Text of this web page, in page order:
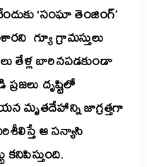
‘సంఘా తెంజింగ్’
గ్యూ గ్రామస్తులు
తేళ్ల బారినపడకుండా
దృష్టిలో
మృతదేహాన్ని జాగ్రత్తగా
ఆ సన్యాసి